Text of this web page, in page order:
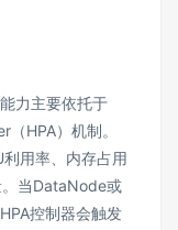
力主要依托于
HPA）机制。
用率、内存占用
当DataNode或
控制器会触发